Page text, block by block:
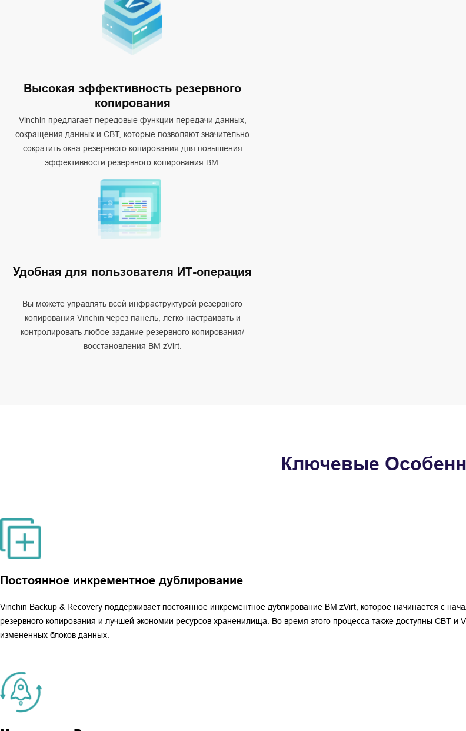
Высокая эффективность резервного
копирования
Vinchin предлагает передовые функции передачи данных,
сокращения данных и CBT, которые позволяют значительно
сократить окна резервного копирования для повышения
эффективности резервного копирования ВМ.
Удобная для пользователя ИТ-операция
Вы можете управлять всей инфраструктурой резервного
копирования Vinchin через панель, легко настраивать и
контролировать любое задание резервного копирования/
восстановления ВМ zVirt.
Ключевые
Постоянное инкрементное дублирование
Vinchin Backup & Recovery поддерживает постоянное инкрементное дублирование ВМ zVirt, которое начинается с
резервного копирования и лучшей экономии ресурсов храненилища. Во время этого процесса также доступны CBT и
измененных блоков данных.